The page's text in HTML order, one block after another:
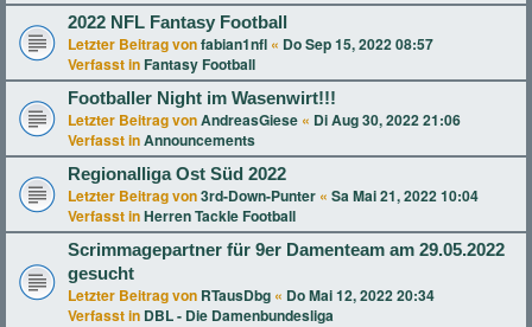
2022 NFL Fantasy Football
Letzter Beitrag vonfabian1nfl « Do Sep 15, 2022 08:57
Verfasst in Fantasy Football
Footballer Night im Wasenwirt!!!
Letzter Beitrag vonAndreasGiese « Di Aug 30, 2022 21:06
Verfasst inAnnouncements
Regionalliga Ost Süd 2022
Letzter Beitrag von3rd-Down-Punter « Sa Mai 21, 2022 10:04
Verfasst inHerren Tackle Football
Scrimmagepartner für 9er Damenteam am 29.05.2022
gesucht
Letzter Beitrag von RTausDbg « Do Mai 12, 2022 20:34
Verfasst in DBL - Die Damenbundesliga